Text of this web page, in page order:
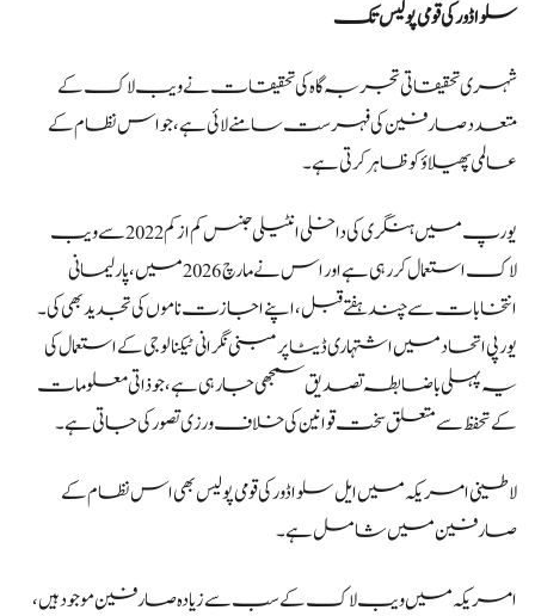
سلواڈور کی قومی پولیس تک
شہری تحقیقاتی تجربہ گاہ کی تحقیقات نے ویب لاک کے
متعدد صارفین کی فہرست سامنے لائی ہے، جو اس نظام کے
عالمی پھیلاؤ کو ظاہر کرتی ہے۔
یورپ میں ہنگری کی داخلی انٹیلی جنس کم از کم 2022 سے ویب
لاک استعمال کر رہی ہے اور اس نے مارچ 2026 میں، پارلیمانی
انتخابات سے چند ہفتے قبل، اپنے اجازت ناموں کی تجدید بھی کی۔
یورپی اتحاد میں اشتہاری ڈیٹا پر مبنی نگرانی ٹیکنالوجی کے استعمال کی
یہ پہلی باضابطہ تصدیق سمجھی جا رہی ہے، جو ذاتی معلومات
کے تحفظ سے متعلق سخت قوانین کی خلاف ورزی تصور کی جاتی ہے۔
لاطینی امریکہ میں ایل سلواڈور کی قومی پولیس بھی اس نظام کے
صارفین میں شامل ہے۔
امریکہ میں ویب لاک کے سب سے زیادہ صارفین موجود ہیں،